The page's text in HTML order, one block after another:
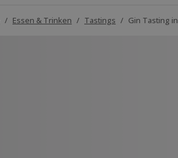
/ Essen & Trinken / Tastings / Gin Tasting